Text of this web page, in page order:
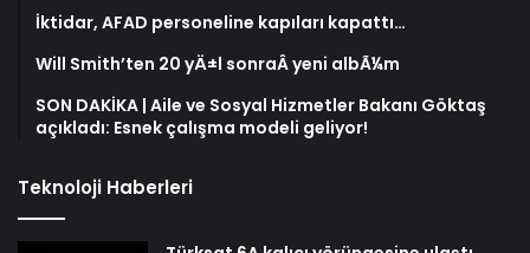
İktidar, AFAD personeline kapıları kapattı…
Will Smith’ten 20 yÄ±l sonraÂ yeni albÃ¼m
SON DAKİKA | Aile ve Sosyal Hizmetler Bakanı Göktaş
açıkladı: Esnek çalışma modeli geliyor!
Teknoloji Haberleri